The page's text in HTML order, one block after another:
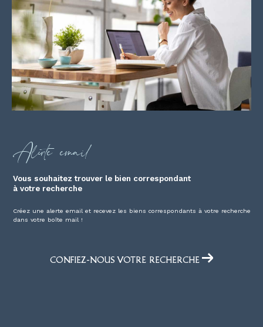
Alerte email
vous souhaitez trouver le bien correspondant
à votre recherche
Créez une alerte email et recevez les biens correspondants à votre recherche
dans votre boîte mail !
CONFIEZ-NOUS VOTRE RECHERCHE